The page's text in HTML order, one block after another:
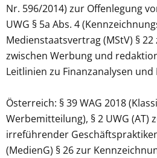
Nr. 596/2014) zur Offenlegung
UWG § 5a Abs. 4
Medienstaatsvertrag (MStV) §
zwischen Werbung und
Leitlinien zu Finanzanalysen
Österreich: § 39 WAG 2018
Werbemitteilung), § 2 UWG (AT)
irreführender
(MedienG) § 26 zur